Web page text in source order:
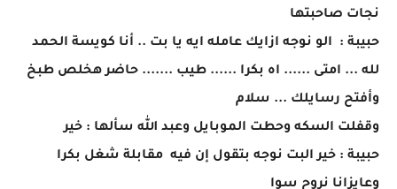
نجات صاحبتها
حبيبة : الو نوجه ازايك عامله ايه يا بت .. أنا كويسة الحمد
لله ... امتى ...... اه بكرا ...... طيب ....... حاضر هخلص طبخ
وأفتح رسايلك ... سلام
وقفلت السكه وحطت الموبايل وعبد الله سألها : خير
حبيبة : خير البت نوجه بتقول إن فيه مقابلة شغل بكرا
وعايزانا نروح سوا